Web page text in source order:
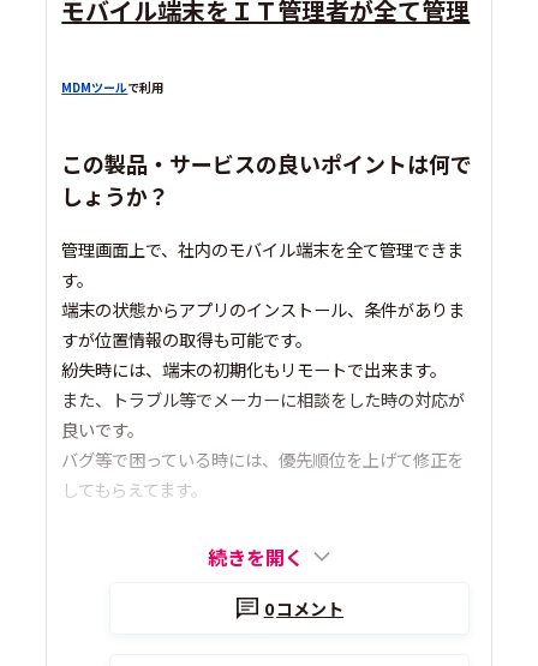
モバイル端末をＩＴ管理者が全て管理
MDMツールで利用
この製品・サービスの良いポイントは何で
しょうか？
管理画面上で、社内のモバイル端末を全て管理できま
す。
端末の状態からアプリのインストール、条件がありま
すが位置情報の取得も可能です。
紛失時には、端末の初期化もリモートで出来ます。
また、トラブル等でメーカーに相談をした時の対応が
良いです。
バグ等で困っている時には、優先順位を上げて修正を
してもらえてます。
続きを開く
0コメント